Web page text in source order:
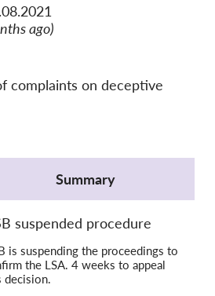
Θέσεις Εργασίας
Συλλογική έννομη
ago)
complaints on deceptive
Summary
suspended procedure
is suspending the proceedings to
the LSA. 4 weeks to appeal
decision.